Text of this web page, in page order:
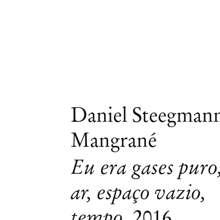
Daniel
Mangrané
Eu era gases
ar, espaço vazio,